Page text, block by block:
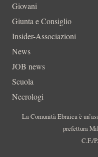
Giovani
Giunta e Consiglio
Insider-Associazioni
News
JOB news
Scuola
Necrologi
La Comunità Ebraica è
prefettura
C.F./